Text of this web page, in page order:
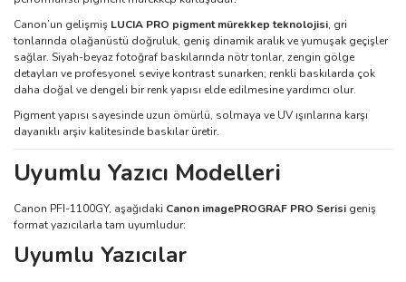
Canon’un gelişmiş LUCIA PRO pigment mürekkep teknolojisi, gri
tonlarında olağanüstü doğruluk, geniş dinamik aralık ve yumuşak geçişler
sağlar. Siyah-beyaz fotoğraf baskılarında nötr tonlar, zengin gölge
detayları ve profesyonel seviye kontrast sunarken; renkli baskılarda çok
daha doğal ve dengeli bir renk yapısı elde edilmesine yardımcı olur.
Pigment yapısı sayesinde uzun ömürlü, solmaya ve UV ışınlarına karşı
dayanıklı arşiv kalitesinde baskılar üretir.
Uyumlu Yazıcı Modelleri
Canon PFI-1100GY, aşağıdaki Canon imagePROGRAF PRO Serisi geniş
format yazıcılarla tam uyumludur:
Uyumlu Yazıcılar